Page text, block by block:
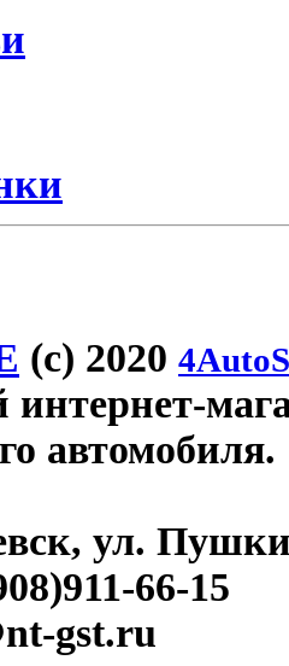
(c) 2020
автомобиля.
ул.
66-15
gst.ru